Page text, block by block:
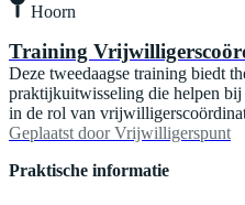
Hoorn
Training
Deze tweedaagse training biedt
praktijkuitwisseling die helpen bij
in de rol van
Geplaatst door Vrijwilligerspunt
Praktische informatie